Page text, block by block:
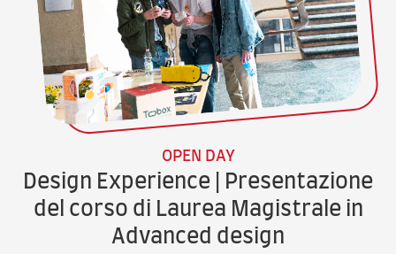
OPEN DAY
Design Experience | Presentazione
del corso di Laurea Magistrale in
Advanced design